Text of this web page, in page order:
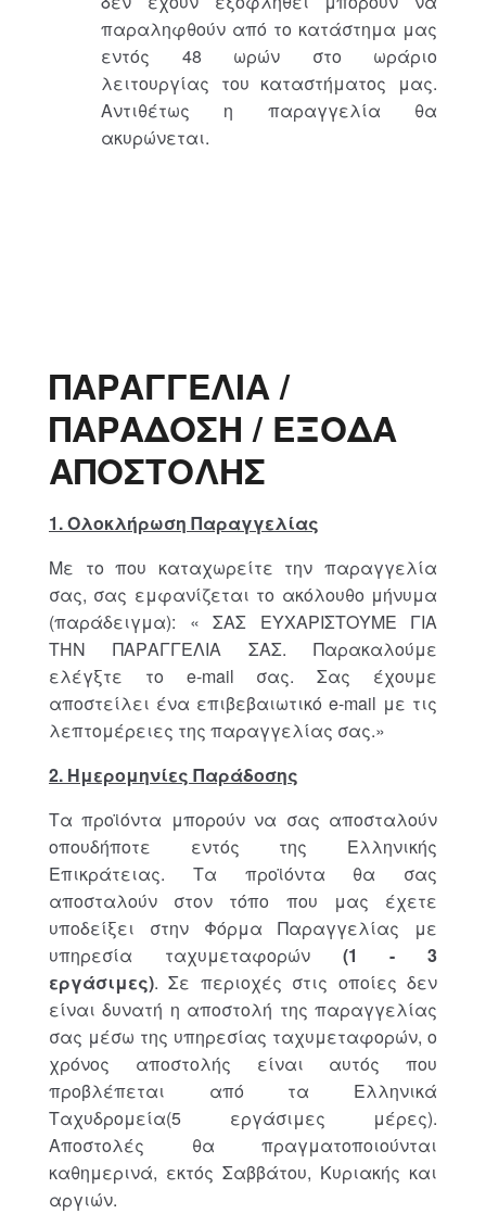
παραληφθούν από το κατάστημα μας
εντός 48 ωρών στο ωράριο
λειτουργίας του καταστήματος μας.
Αντιθέτως η παραγγελία θα
ακυρώνεται.
ΠΑΡΑΓΓΕΛΙΑ /
ΠΑΡΑΔΟΣΗ / ΕΞΟΔΑ
ΑΠΟΣΤΟΛΗΣ
1. Ολοκλήρωση Παραγγελίας
Με το που καταχωρείτε την παραγγελία
σας, σας εμφανίζεται το ακόλουθο μήνυμα
(παράδειγμα): « ΣΑΣ ΕΥΧΑΡΙΣΤΟΥΜΕ ΓΙΑ
ΤΗΝ ΠΑΡΑΓΓΕΛΙΑ ΣΑΣ. Παρακαλούμε
ελέγξτε το e-mail σας. Σας έχουμε
αποστείλει ένα επιβεβαιωτικό e-mail με τις
λεπτομέρειες της παραγγελίας σας.»
2. Ημερομηνίες Παράδοσης
Τα προϊόντα μπορούν να σας αποσταλούν
οπουδήποτε εντός της Ελληνικής
Επικράτειας. Τα προϊόντα θα σας
αποσταλούν στον τόπο που μας έχετε
υποδείξει στην Φόρμα Παραγγελίας με
υπηρεσία ταχυμεταφορών (1 - 3
εργάσιμες). Σε περιοχές στις οποίες δεν
είναι δυνατή η αποστολή της παραγγελίας
σας μέσω της υπηρεσίας ταχυμεταφορών, ο
χρόνος αποστολής είναι αυτός που
προβλέπεται από τα Ελληνικά
Ταχυδρομεία(5 εργάσιμες μέρες).
Αποστολές θα πραγματοποιούνται
καθημερινά, εκτός Σαββάτου, Κυριακής και
αργιών.